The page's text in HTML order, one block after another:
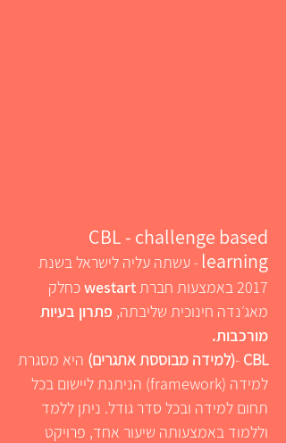
CBL - challenge based
learning
-עשתה עליה לישראל בשנת
2017 באמצעות חברת
westartכחלק
מאג׳נדה חינוכית שליבתה, פתרון בעיות
מורכבות.
CBL
-(למידה מבוססת אתגרים) היא מסגרת
למידה (framework) הניתנת ליישום בכל
תחום למידה ובכל סדר גודל. ניתן ללמד
וללמוד באמצעותה שיעור אחד, פרויקט